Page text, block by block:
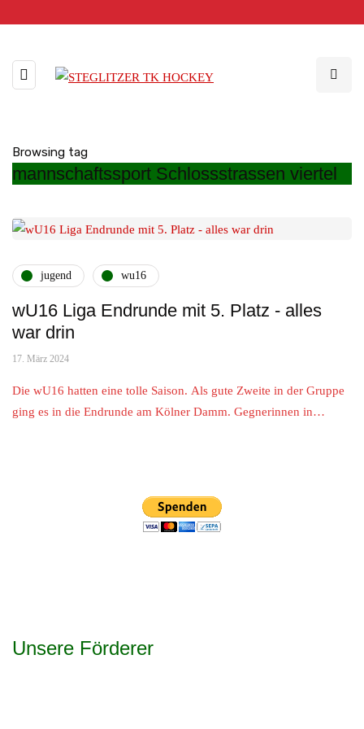
Browsing tag
mannschaftssport Schlossstrassen viertel
jugend wu16
wU16 Liga Endrunde mit 5. Platz - alles
war drin
17. März 2024
Die wU16 hatten eine tolle Saison. Als gute Zweite in der Gruppe
ging es in die Endrunde am Kölner Damm. Gegnerinnen in…
Unsere Förderer